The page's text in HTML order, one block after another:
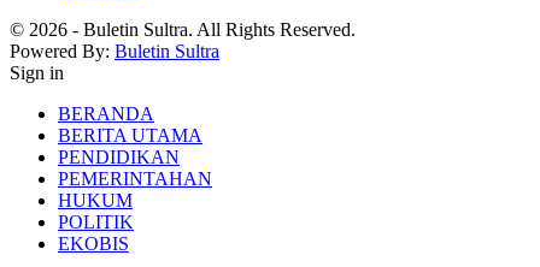
© 2026 - Buletin Sultra. All Rights Reserved.
Powered By: Buletin Sultra
Sign in
BERANDA
BERITA UTAMA
PENDIDIKAN
PEMERINTAHAN
HUKUM
POLITIK
EKOBIS